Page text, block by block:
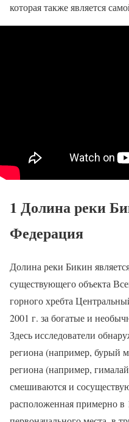
которая также является
1 Долина реки
Федерация
Долина реки Бикин
существующего объекта
горного хребта
2001 г. за богатые и
Здесь исследователи
региона (например, бурый
региона (например,
смешиваются и
расположенная примерно в